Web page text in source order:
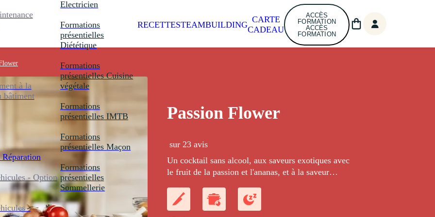
à la
bâtiment
- Option
-
Electricien
Formations
présentielles
Diététique
Formations
présentielles Cuisine
végétale
Formations
présentielles IMTB
Formations
présentielles Maçon
Formations
présentielles
Sommellerie
RECETTESTEAMBUILDING
CARTE
CADEAU
ACCÈS
FORMATION
ACCÈS
FORMATION
Passion Flower
sur 23 avis
Un cocktail sans alcool, aux saveurs exotiques avec
le fruit de la passion et l'ananas, et à la saveur